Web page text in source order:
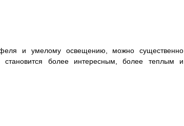
и умелому освещению, можно существенно
становится более интересным, более теплым и